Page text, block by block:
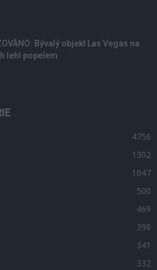
Bývalý objekt Las Vegas na
lehl popelem
4756
1302
1047
500
469
398
341
332